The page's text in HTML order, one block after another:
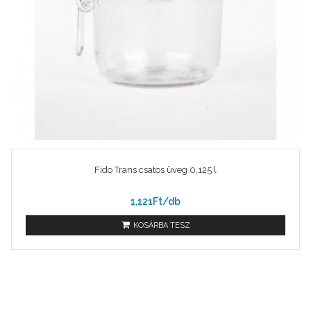
Fido Trans csatos üveg 0,125 l
1,121Ft/db
KOSÁRBA TESZ